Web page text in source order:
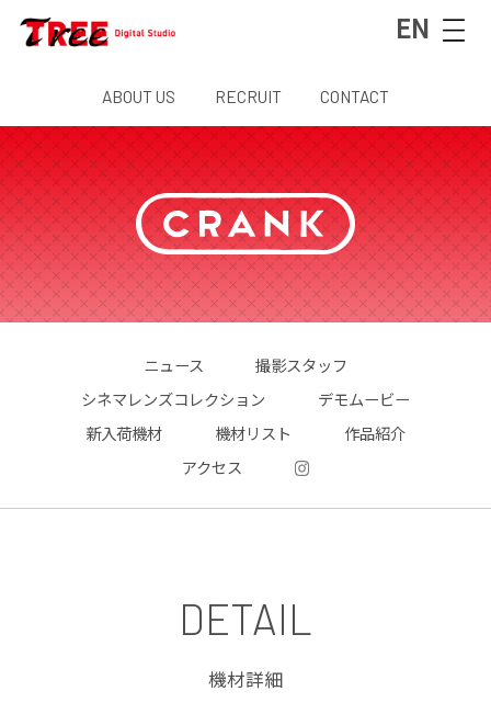
EN
ABOUT US RECRUIT CONTACT
ニュース
撮影スタッフ
シネマレンズコレクション
デモムービー
新入荷機材
機材リスト
作品紹介
アクセス
DETAIL
機材詳細